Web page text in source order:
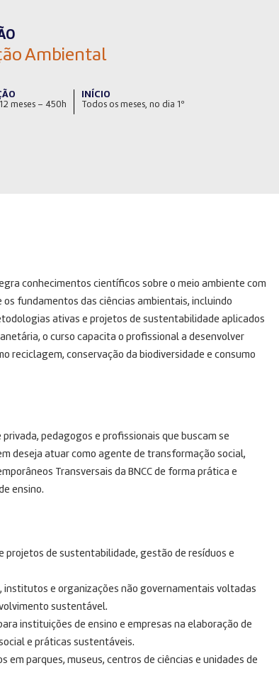
Ambiental
meses – 450h
INÍCIO
Todos os meses, no dia 1º
conhecimentos científicos sobre o meio ambiente com
os fundamentos das ciências ambientais, incluindo
ativas e projetos de sustentabilidade aplicados
o curso capacita o profissional a desenvolver
conservação da biodiversidade e consumo
pedagogos e profissionais que buscam se
deseja atuar como agente de transformação social,
Transversais da BNCC de forma prática e
ensino.
projetos de sustentabilidade, gestão de resíduos e
institutos e organizações não governamentais voltadas
sustentável.
instituições de ensino e empresas na elaboração de
e práticas sustentáveis.
em parques, museus, centros de ciências e unidades de